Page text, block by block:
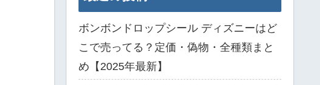
ボンボンドロップシール ディズニーはど
こで売ってる？定価・偽物・全種類まと
め【2025年最新】